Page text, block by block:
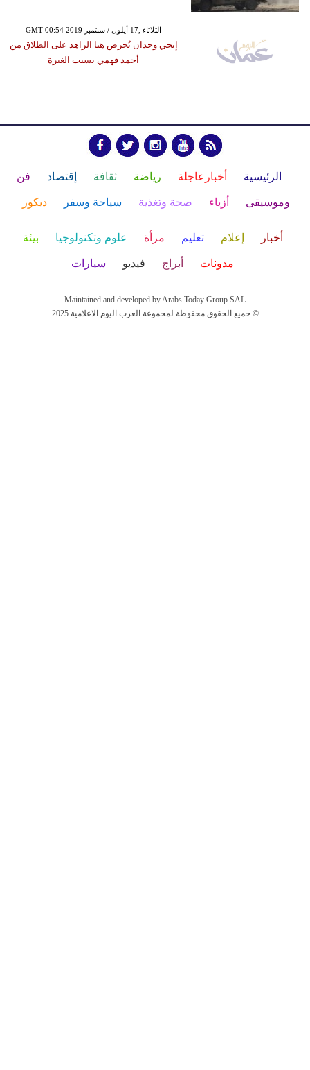
GMT 00:54 2019 الثلاثاء ,17 أيلول / سبتمبر
إنجي وجدان تُحرض هنا الزاهد على الطلاق من
أحمد فهمي بسبب الغيرة
الرئيسية أخبارعاجلة رياضة ثقافة إقتصاد فن
وموسيقى أزياء صحة وتغذية سياحة وسفر ديكور
أخبار إعلام تعليم مرأة علوم وتكنولوجيا بيئة
مدونات أبراج فيديو سيارات
Maintained and developed by Arabs Today Group SAL
جميع الحقوق محفوظة لمجموعة العرب اليوم الاعلامية 2025 ©